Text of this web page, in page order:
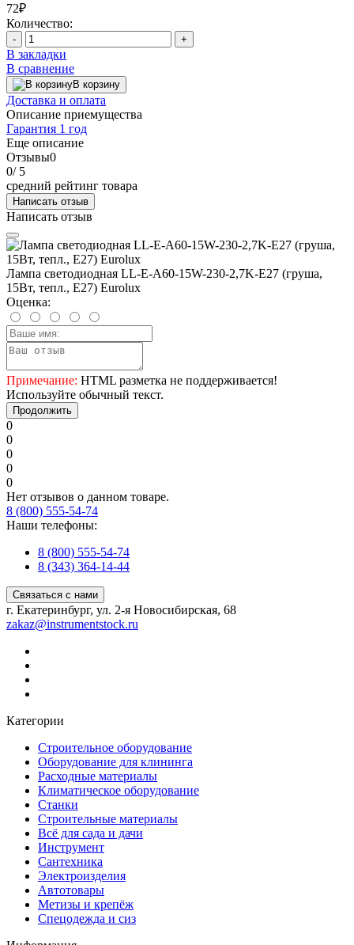
72₽
Количество:
- +
В закладки
В сравнение
В корзину
Доставка и оплата
Описание приемущества
Гарантия 1 год
Еще описание
Отзывы0
0/ 5
средний рейтинг товара
Написать отзыв
Написать отзыв
Лампа светодиодная LL-E-A60-15W-230-2,7K-E27 (груша,
15Вт, тепл., Е27) Eurolux
Оценка:
Примечание: HTML разметка не поддерживается!
Используйте обычный текст.
Продолжить
0
0
0
0
0
Нет отзывов о данном товаре.
8 (800) 555-54-74
Наши телефоны:
8 (800) 555-54-74
8 (343) 364-14-44
Связаться с нами
г. Екатеринбург, ул. 2-я Новосибирская, 68
zakaz@instrumentstock.ru
Категории
Строительное оборудование
Оборудование для клининга
Расходные материалы
Климатическое оборудование
Станки
Строительные материалы
Всё для сада и дачи
Инструмент
Сантехника
Электроизделия
Автотовары
Метизы и крепёж
Спецодежда и сиз